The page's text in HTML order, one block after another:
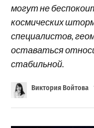
могут не
космических
специалистов,
оставаться
стабильной.
Виктория Войтова